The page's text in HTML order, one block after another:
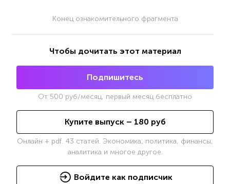
Конец ознакомительного фрагмента
Чтобы дочитать этот материал
Подпишитесь
От 500 руб/месяц, первый месяц бесплатно
Купите выпуск – 180 руб
Онлайн + pdf. 43 статей. Экономика, политика, финансы,
аналитика и многое другое.
Войдите как подписчик